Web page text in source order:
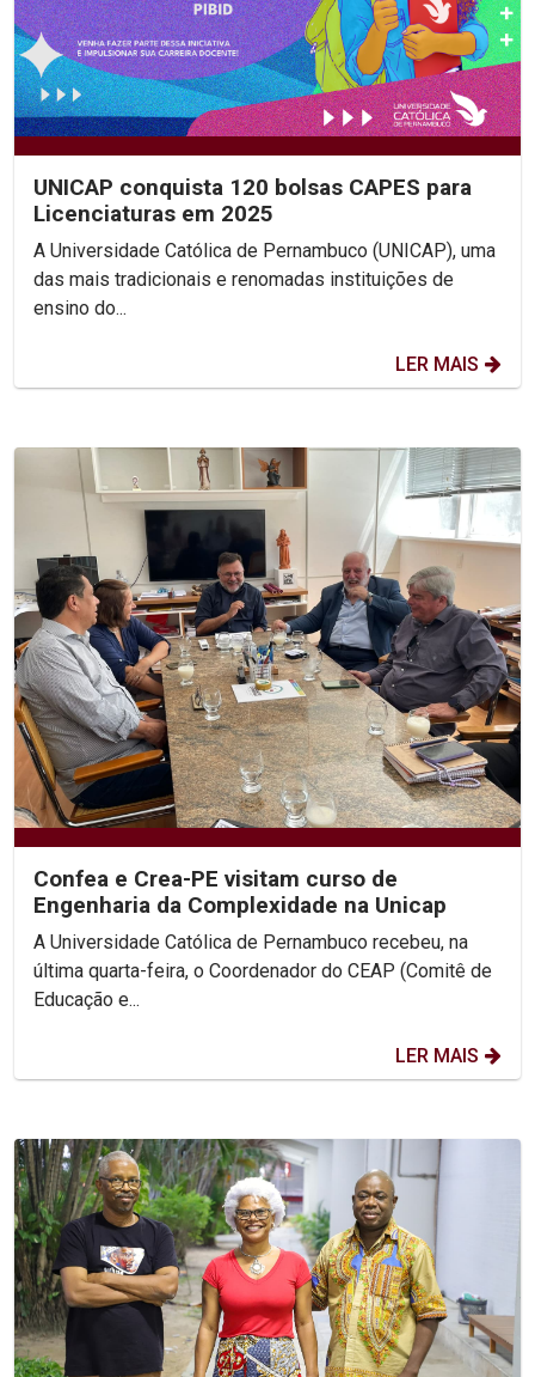
UNICAP conquista 120 bolsas CAPES para
Licenciaturas em 2025
A Universidade Católica de Pernambuco (UNICAP), uma
das mais tradicionais e renomadas instituições de
ensino do...
LER MAIS
Confea e Crea-PE visitam curso de
Engenharia da Complexidade na Unicap
A Universidade Católica de Pernambuco recebeu, na
última quarta-feira, o Coordenador do CEAP (Comitê de
Educação e...
LER MAIS